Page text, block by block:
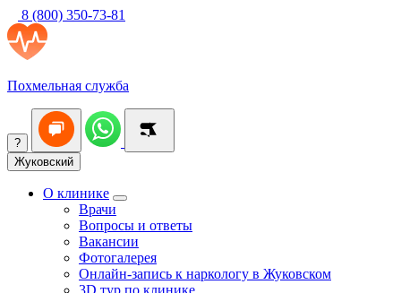
8 (800) 350-73-81
Похмельная служба
?
Жуковский
О клинике
Врачи
Вопросы и ответы
Вакансии
Фотогалерея
Онлайн-запись к наркологу в Жуковском
3D тур по клинике